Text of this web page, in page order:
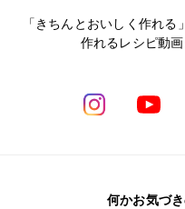
「きちんとおいしく作れ
作れるレシピ動
何かお気づ